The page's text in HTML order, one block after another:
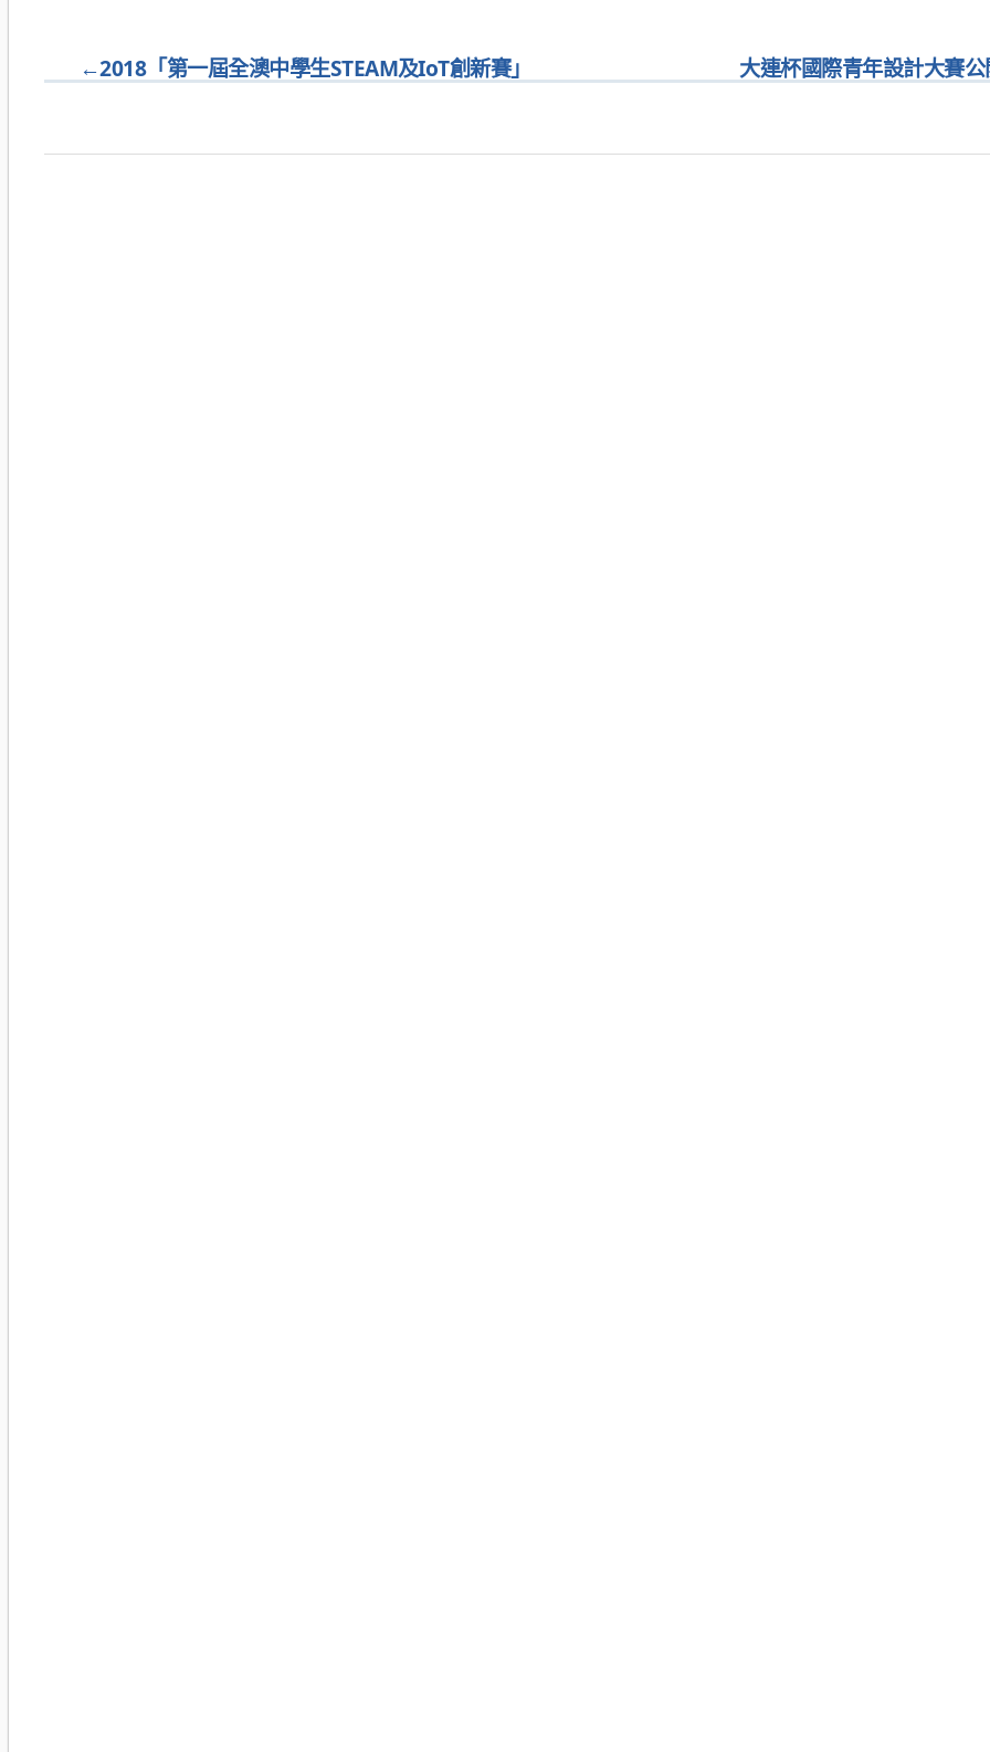
←2018「第一屆全澳中學生STEAM及IoT創新賽」 大連杯國際青年設計大賽